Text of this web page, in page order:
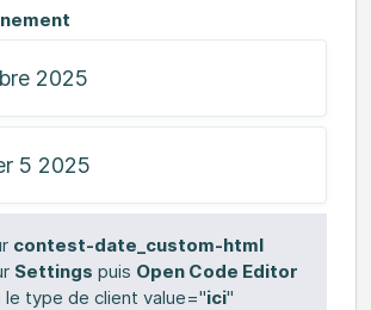
contest-date_custom-html
Settings puis Open Code Editor
type de client value="ici"